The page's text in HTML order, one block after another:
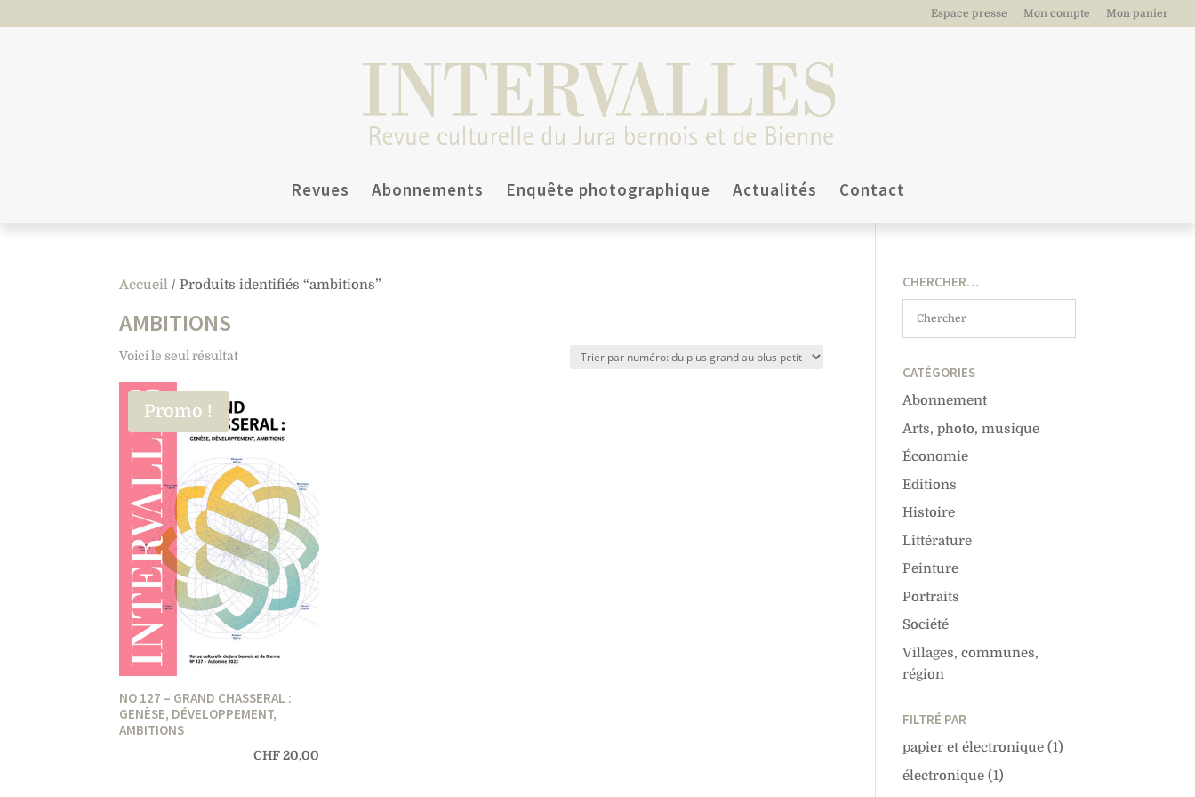
Espace presse Mon compte Mon panier
Revues Abonnements Enquête photographique Actualités Contact
Accueil / Produits identifiés “ambitions”
AMBITIONS
Voici le seul résultat
Promo !
NO 127 – GRAND CHASSERAL :
GENÈSE, DÉVELOPPEMENT,
AMBITIONS
CHF20.00
CHERCHER…
CATÉGORIES
Abonnement
Arts, photo, musique
Économie
Editions
Histoire
Littérature
Peinture
Portraits
Société
Villages, communes,
région
FILTRÉ PAR
papier et électronique (1)
électronique (1)